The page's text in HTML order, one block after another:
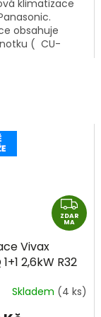
Z
D
A
ZDAR
MA
Vivax
2,6kW R32
Skladem (4 ks)
klimatizace
obsahuje
( CU-